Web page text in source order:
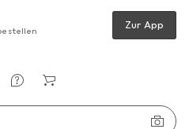
Zur App